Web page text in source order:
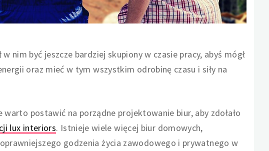
nim być jeszcze bardziej skupiony w czasie pracy, abyś mógł
oraz mieć w tym wszystkim odrobinę czasu i siły na
postawić na porządne projektowanie biur, aby zdołało
lux interiors. Istnieje wiele więcej biur domowych,
godzenia życia zawodowego i prywatnego w